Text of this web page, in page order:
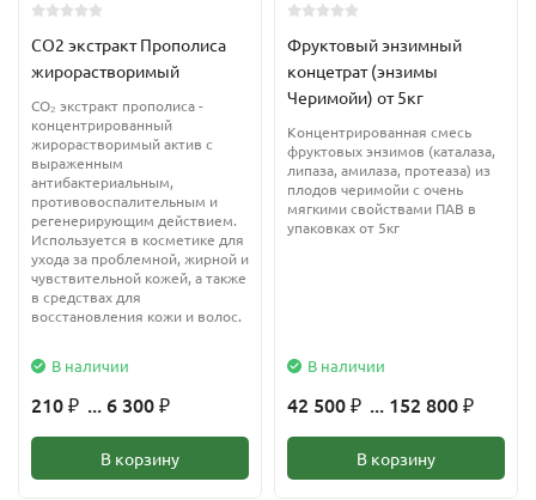
Линолевая кислота 4-7%
Физические показатели:
Йодное число: 70-80
Число омыления: 180-195
Плотность: 0,915-0,920
Тип масла: невысыхающее
Неомыляемая фракция
?-ситостерол (ок. 1494 мг/100гр)
CO2 экстракт Прополиса
жирорастворимый
CO₂ экстракт прополиса -
концентрированный
жирорастворимый актив с
выраженным
антибактериальным,
противовоспалительным и
регенерирующим действием.
Используется в косметике для
ухода за проблемной, жирной и
чувствительной кожей, а также
в средствах для
восстановления кожи и волос.
В наличии
210 ₽ ... 6 300 ₽
В корзину
Фруктовый энзимный
концетрат (энзимы
Черимойи) от 5кг
Концентрированная смесь
фруктовых энзимов (каталаза,
липаза, амилаза, протеаза) из
плодов черимойи с очень
мягкими свойствами ПАВ в
упаковках от 5кг
В наличии
42 500 ₽ ... 152 800 ₽
В корзину